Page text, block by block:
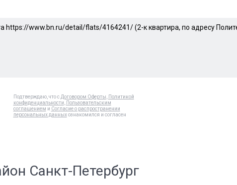
Подтверждаю, что с Договором Оферты
Политикой
конфиденциальности
Пользовательским
соглашением и Согласие о распространении
персональных данныхознакомился и согласен
Санкт-Петербург